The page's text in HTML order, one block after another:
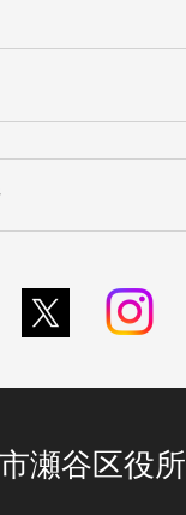
瀬谷区役所